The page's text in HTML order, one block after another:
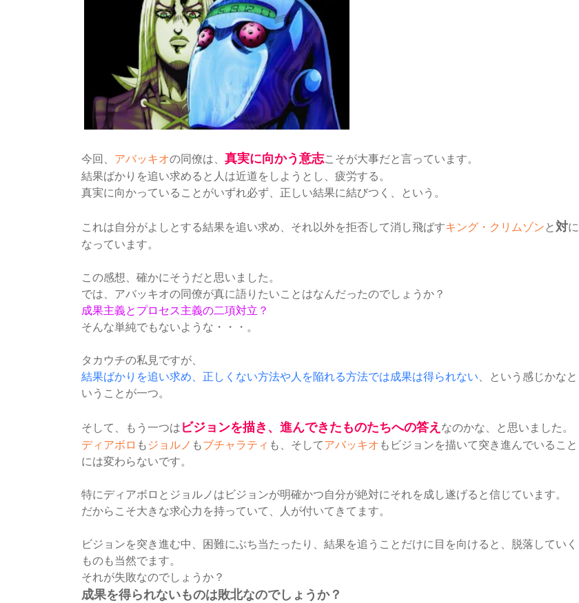
今回、 アバッキオの同僚は、 真実に向かう意志こそが大事だと言っています。
結果ばかりを追い求めると人は近道をしようとし、疲労する。
真実に向かっていることがいずれ必ず、正しい結果に結びつく、という。
これは自分がよしとする結果を追い求め、それ以外を拒否して消し飛ばすキング・クリムゾンと対に
なっています。
この感想、確かにそうだと思いました。
では、アバッキオの同僚が真に語りたいことはなんだったのでしょうか？
成果主義とプロセス主義の二項対立？
そんな単純でもないような・・・。
タカウチの私見ですが、
結果ばかりを追い求め、正しくない方法や人を陥れる方法では成果は得られない、という感じかなと
いうことが一つ。
そして、もう一つはビジョンを描き、進んできたものたちへの答え なのかな、と思いました。
ディアボロ もジョルノ もブチャラティ も、そしてアバッキオもビジョンを描いて突き進んでいること
には変わらないです。
特にディアボロとジョルノはビジョンが明確かつ自分が絶対にそれを成し遂げると信じています。
だからこそ大きな求心力を持っていて、人が付いてきてます。
ビジョンを突き進む中、困難にぶち当たったり、結果を追うことだけに目を向けると、脱落していく
ものも当然でます。
それが失敗なのでしょうか？
成果を得られないものは敗北なのでしょうか？